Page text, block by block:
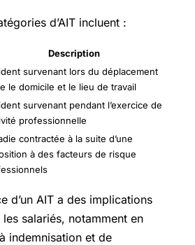
d’AIT incluent :
Description
survenant lors du déplacement
le domicile et le lieu de travail
survenant pendant l’exercice de
professionnelle
contractée à la suite d’une
à des facteurs de risque
d’un AIT a des implications
salariés, notamment en
indemnisation et de